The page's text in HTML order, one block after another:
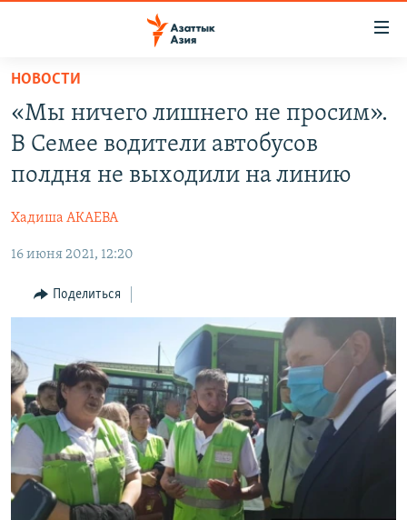
Вернуться
основному
содержанию
главной
Вернутся
поиску
ТАДЖИКИСТАН
ҚАЗАҚША
КЫРГЫЗЧА
ЎЗБЕКЧА
TÜRKMENÇE
НОВОСТИ
«Мы ничего лишнего не просим».
В Семее водители автобусов
полдня не выходили на линию
Хадиша АКАЕВА
16 июня 2021, 12:20
Поделиться